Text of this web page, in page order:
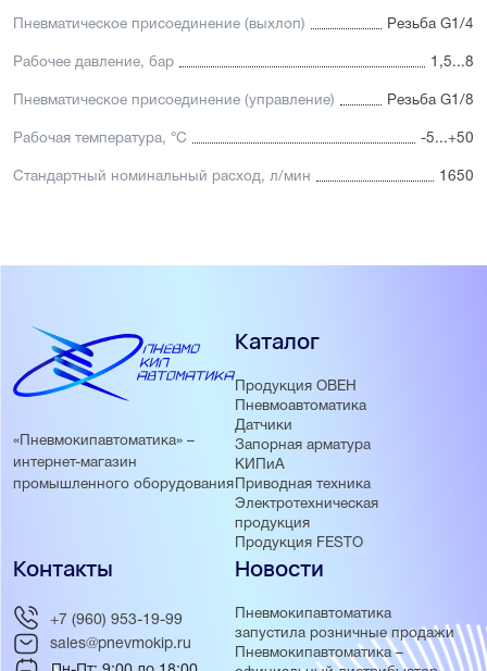
Пневматическое присоединение (выхлоп) Резьба G1/4
Рабочее давление, бар 1,5...8
Пневматическое присоединение (управление) Резьба G1/8
Рабочая температура, °С -5...+50
Стандартный номинальный расход, л/мин 1650
«Пневмокипавтоматика» –
интернет-магазин
промышленного оборудования
Каталог
Продукция ОВЕН
Пневмоавтоматика
Датчики
Запорная арматура
КИПиА
Приводная техника
Электротехническая
продукция
Продукция FESTO
Новости
Пневмокипавтоматика
запустила розничные продажи
Пневмокипавтоматика –
Контакты
+7 (960) 953-19-99
sales@pnevmokip.ru